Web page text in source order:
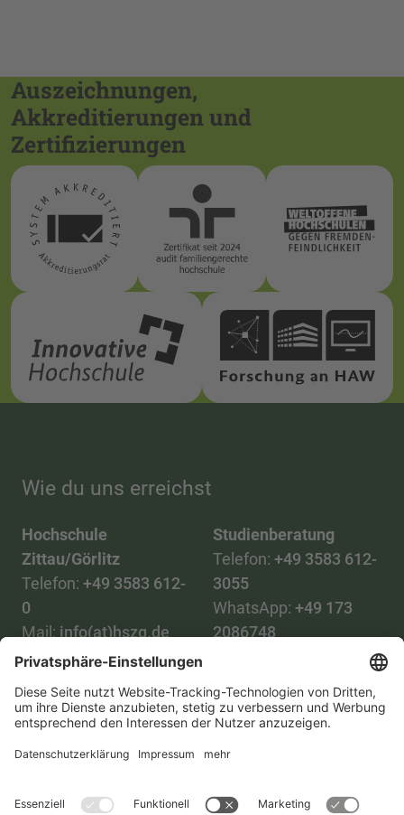
Auszeichnungen,
Akkreditierungen und
Zertifizierungen
Wie du uns erreichst
Hochschule
Zittau/Görlitz
Telefon: +49 3583 612-
0
Mail: info(at)hszg.de
Studienberatung
Telefon: +49 3583 612-
3055
WhatsApp: +49 173
2086748
Alle StudiengängeDatenschutz
ImpressumBarrierefreiheitPresse